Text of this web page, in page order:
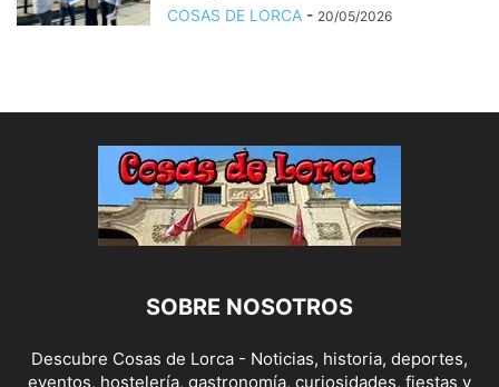
COSAS DE LORCA - 20/05/2026
SOBRE NOSOTROS
Descubre Cosas de Lorca - Noticias, historia, deportes,
eventos, hostelería, gastronomía, curiosidades, fiestas y